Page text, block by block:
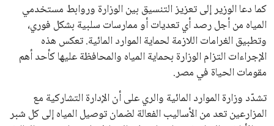
كما دعا الوزير إلى تعزيز التنسيق بين الوزارة وروابط مستخدمي
المياه من أجل رصد أي تعديات أو ممارسات سلبية بشكل فوري،
وتطبيق الغرامات اللازمة لحماية الموارد المائية. تعكس هذه
الإجراءات التزام الوزارة بحماية المياه والمحافظة عليها كأحد أهم
مقومات الحياة في مصر.
تشدّد وزارة الموارد المائية والري على أن الإدارة التشاركية مع
المزارعين تعد من الأساليب الفعالة لضمان توصيل المياه إلى كل شبر